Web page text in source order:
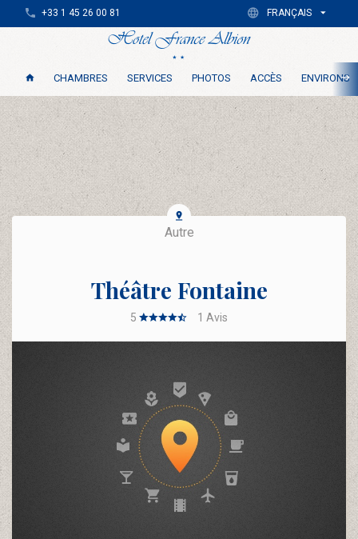
CHAMBRES SERVICES PHOTOS ACCÈS ENVIRONS
+33 1 45 26 00 81 FRANÇAIS
Autre
Théâtre Fontaine
5 1 Avis